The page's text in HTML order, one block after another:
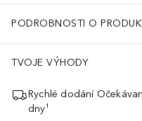
PODROBNOSTI O
TVOJE VÝHODY
Rychlé dodání
dny¹